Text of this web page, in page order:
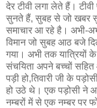
देर टीवी लगा लेते हैं।
सुनते हैं, सुबह से जो खबर
समाचार आ रहे है। अभी-
विमान जो सुबह आठ बजे
गया। अभी तक यात्रियों
संचयिता अपने बच्चों सहित
पड़ी हो,तिवारी जी के
हो उठे थे। एक पड़ोसी ने
नम्बरों में से एक नम्बर पर